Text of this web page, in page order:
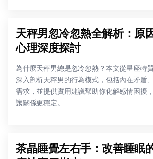
天秤男忽冷忽熱全解析：原
心理深度探討
為什麼天秤男總是忽冷忽熱？本文從星座特
深入剖析天秤男的行為模式，包括內在矛盾
需求，並提供實用建議幫助你化解感情困擾
讓關係更穩定。
茶晶睡覺左右手：改善睡眠